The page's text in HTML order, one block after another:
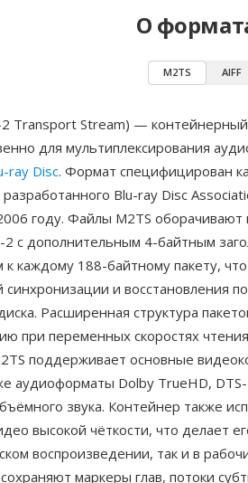
О
M2TS AIFF
2 Transport Stream) —
для мультиплексирования
ray Disc. Формат специфицирован
разработанного Blu-ray Disc
году. Файлы M2TS оборачивают
2 с дополнительным 4-байтным
каждому 188-байтному пакету,
синхронизации и восстановления
Расширенная структура
при переменных скоростях
поддерживает основные
аудиоформаты Dolby TrueHD,
звука. Контейнер также
высокой чёткости, что делает
воспроизведении, так и в
маркеры глав, потоки